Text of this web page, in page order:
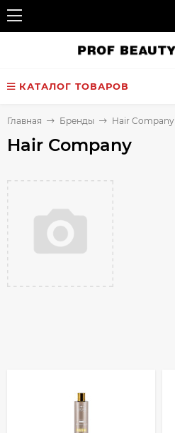
КАТАЛОГ ТОВАРОВ
Главная Бренды Hair Company
Hair Company